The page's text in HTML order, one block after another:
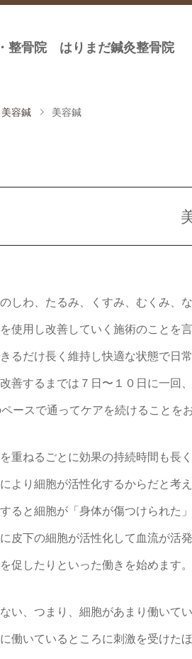
美容鍼 美容鍼
しわ、たるみ、くすみ、むくみ、
使用し改善していく施術のことを
るだけ長く維持し快適な状態で日
善するまでは７日〜１０日に一回、
ースで通ってケアを続けることを
重ねるごとに効果の持続時間も長
より細胞が活性化するからだと考
ると細胞が「身体が傷つけられた
皮下の細胞が活性化して 血流が活
促したり といった働きを始めます。
い、つまり、細胞があまり働いて
働いているところに刺激を受けた